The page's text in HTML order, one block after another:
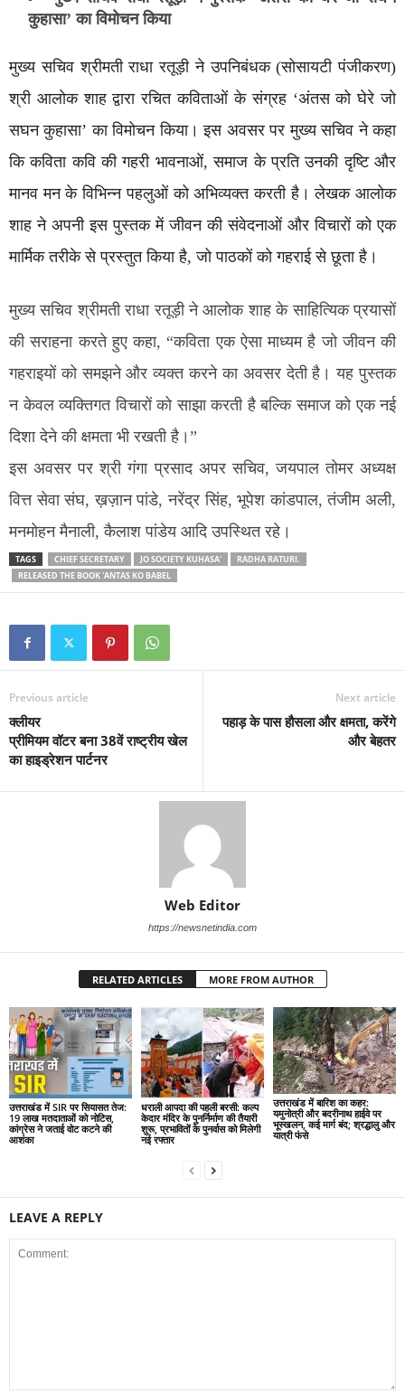
कुहासा’ का विमोचन किया
मुख्य सचिव श्रीमती राधा रतूड़ी ने उपनिबंधक (सोसायटी पंजीकरण)
श्री आलोक शाह द्वारा रचित कविताओं के संग्रह ‘अंतस को घेरे जो
सघन कुहासा’ का विमोचन किया। इस अवसर पर मुख्य सचिव ने कहा
कि कविता कवि की गहरी भावनाओं, समाज के प्रति उनकी दृष्टि और
मानव मन के विभिन्न पहलुओं को अभिव्यक्त करती है। लेखक आलोक
शाह ने अपनी इस पुस्तक में जीवन की संवेदनाओं और विचारों को एक
मार्मिक तरीके से प्रस्तुत किया है, जो पाठकों को गहराई से छूता है।
मुख्य सचिव श्रीमती राधा रतूड़ी ने आलोक शाह के साहित्यिक प्रयासों
की सराहना करते हुए कहा, “कविता एक ऐसा माध्यम है जो जीवन की
गहराइयों को समझने और व्यक्त करने का अवसर देती है। यह पुस्तक
न केवल व्यक्तिगत विचारों को साझा करती है बल्कि समाज को एक नई
दिशा देने की क्षमता भी रखती है।”
इस अवसर पर श्री गंगा प्रसाद अपर सचिव, जयपाल तोमर अध्यक्ष
वित्त सेवा संघ, ख़ज़ान पांडे, नरेंद्र सिंह, भूपेश कांडपाल, तंजीम अली,
मनमोहन मैनाली, कैलाश पांडेय आदि उपस्थित रहे।
TAGS CHIEF SECRETARY JO SOCIETY KUHASA'
RADHA RATURI.
RELEASED THE BOOK 'ANTAS KO BABEL
Previous article
क्लीयर
प्रीमियम वॉटर बना 38वें राष्ट्रीय खेल
का हाइड्रेशन पार्टनर
Next article
पहाड़ के पास हौसला और क्षमता, करेंगे
और बेहतर
Web Editor
https://newsnetindia.com
RELATED ARTICLES MORE FROM AUTHOR
उत्तराखंड में SIR पर सियासत तेज:
19 लाख मतदाताओं को नोटिस,
कांग्रेस ने जताई वोट कटने की
आशंका
धराली आपदा की पहली बरसी: कल्प
केदार मंदिर के पुनर्निर्माण की तैयारी
शुरू, प्रभावितों के पुनर्वास को मिलेगी
नई रफ्तार
उत्तराखंड में बारिश का कहर:
यमुनोत्री और बदरीनाथ हाईवे पर
भूस्खलन, कई मार्ग बंद; श्रद्धालु और
यात्री फंसे
LEAVE A REPLY